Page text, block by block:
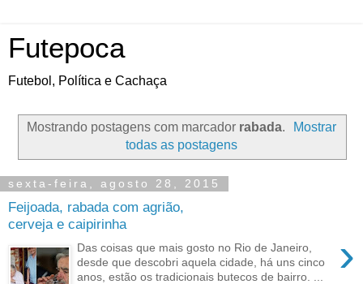
Futepoca
Futebol, Política e Cachaça
Mostrando postagens com marcador rabada.
Mostrar
todas as postagens
sexta-feira, agosto 28, 2015
Feijoada, rabada com agrião,
cerveja e caipirinha
›
Das coisas que mais gosto no Rio de Janeiro,
desde que descobri aquela cidade, há uns cinco
anos, estão os tradicionais butecos de bairro. ...